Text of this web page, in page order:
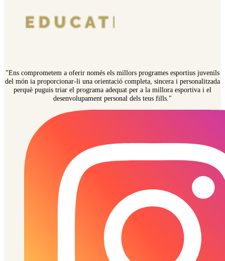
"Ens comprometem a oferir només els millors programes esportius juvenils
del món ia proporcionar-li una orientació completa, sincera i personalitzada
perquè puguis triar el programa adequat per a la millora esportiva i el
desenvolupament personal dels teus fills."